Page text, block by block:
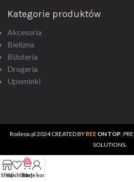
Akcesoria
Bielizna
Biżuteria
Drogeria
Upominki
SOLUTIONS.
ShopWishlist
0
Cart
Moje konto